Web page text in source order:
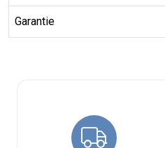
Garantie